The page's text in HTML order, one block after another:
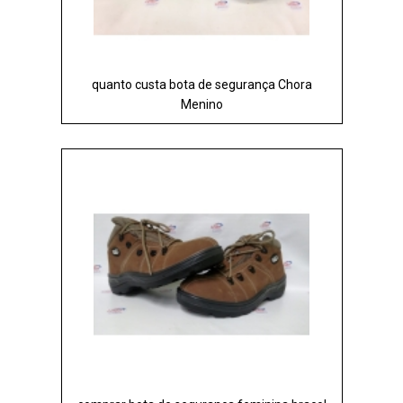
quanto custa bota de segurança Chora
Menino